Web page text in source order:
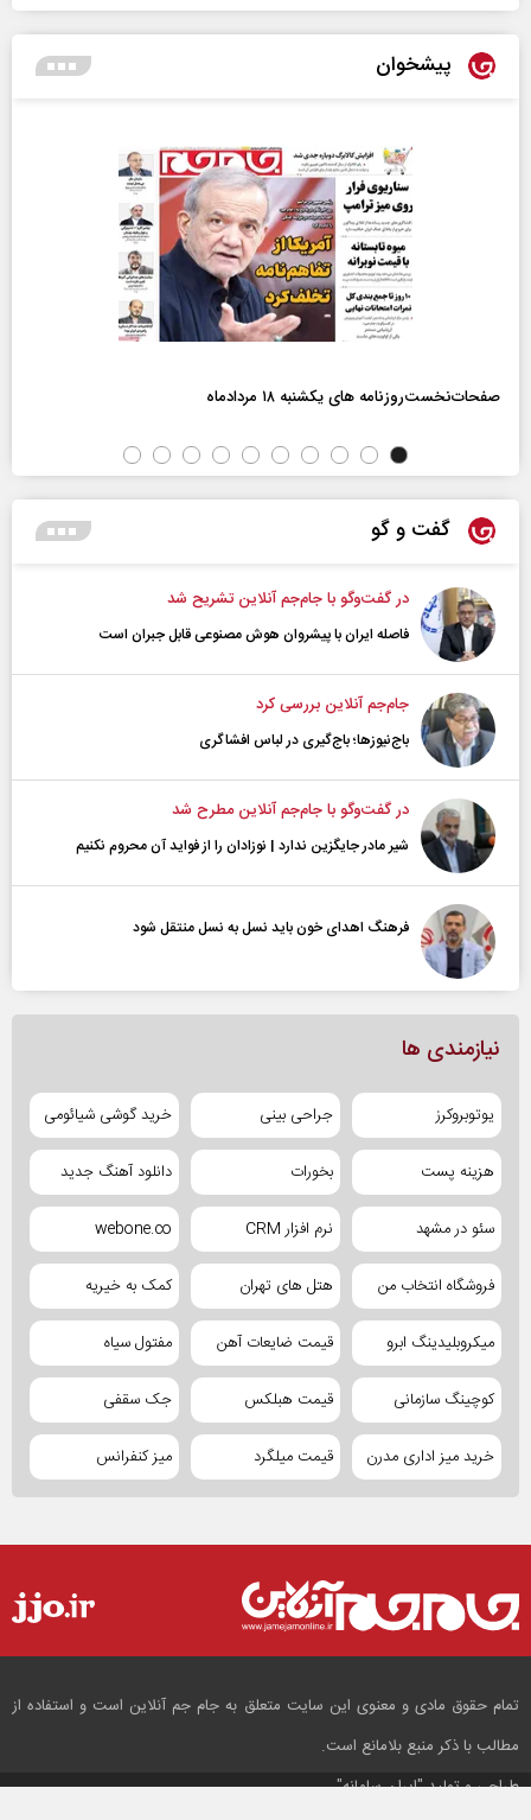
پیشخوان
صفحات‌نخست‌روزنامه ها‌ی یکشنبه ۱۸ مردادماه
گفت و گو
در گفت‌و‌گو با جام‌جم آنلاین تشریح شد
فاصله ایران با پیشرو‌ان هوش مصنوعی قابل جبران است
جام‌جم آنلاین بررسی کرد
باج‌نیوزها؛ باج‌گیری در لباس افشاگری
در گفت‌و‌گو با جام‌جم آنلاین مطرح شد
شیر مادر جایگزین ندارد | نوزادان را از فواید آن محروم نکنیم
فرهنگ اهدای خون باید نسل به نسل منتقل شود
نیازمندی ها
یوتوبروکرز جراحی بینی خرید گوشی شیائومی
هزینه پست بخورات دانلود آهنگ جدید
سئو در مشهد نرم افزار CRM webone.co
فروشگاه انتخاب من هتل های تهران کمک به خیریه
میکروبلیدینگ ابرو قیمت ضایعات آهن مفتول سیاه
کوچینگ سازمانی قیمت هبلکس جک سقفی
خرید میز اداری مدرن قیمت میلگرد میز کنفرانس
تمام حقوق مادی و معنوی این سایت متعلق به جام جم آنلاین است و استفاده از
مطالب با ذکر منبع بلامانع است.
طراحی و تولید"ایران سامانه"